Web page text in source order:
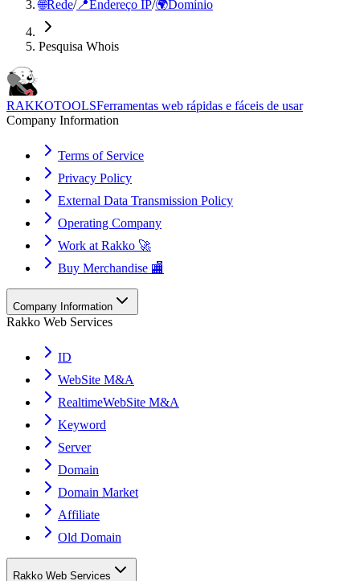
🌐Rede/📍Endereço IP/🌍Domínio
Pesquisa Whois
RAKKOTOOLSFerramentas web rápidas e fáceis de usar
Company Information
Terms of Service
Privacy Policy
External Data Transmission Policy
Operating Company
Work at Rakko 🚀
Buy Merchandise 🏬
Company Information
Rakko Web Services
ID
WebSite M&A
RealtimeWebSite M&A
Keyword
Server
Domain
Domain Market
Affiliate
Old Domain
Rakko Web Services